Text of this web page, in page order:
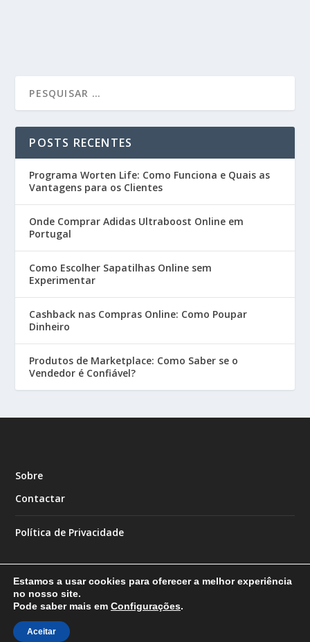
POSTS RECENTES
Programa Worten Life: Como Funciona e Quais as
Vantagens para os Clientes
Onde Comprar Adidas Ultraboost Online em
Portugal
Como Escolher Sapatilhas Online sem
Experimentar
Cashback nas Compras Online: Como Poupar
Dinheiro
Produtos de Marketplace: Como Saber se o
Vendedor é Confiável?
Sobre
Contactar
Política de Privacidade
Designed by
Estamos a usar cookies para oferecer a melhor experiência
no nosso site.
Pode saber mais em Configurações.
Aceitar